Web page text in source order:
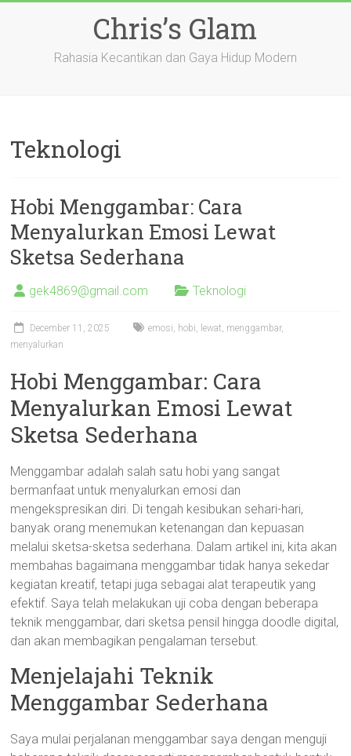
Chris’s Glam
Rahasia Kecantikan dan Gaya Hidup Modern
Teknologi
Hobi Menggambar: Cara
Menyalurkan Emosi Lewat
Sketsa Sederhana
gek4869@gmail.com Teknologi
December 11, 2025 emosi, hobi, lewat, menggambar,
menyalurkan
Hobi Menggambar: Cara
Menyalurkan Emosi Lewat
Sketsa Sederhana
Menggambar adalah salah satu hobi yang sangat
bermanfaat untuk menyalurkan emosi dan
mengekspresikan diri. Di tengah kesibukan sehari-hari,
banyak orang menemukan ketenangan dan kepuasan
melalui sketsa-sketsa sederhana. Dalam artikel ini, kita akan
membahas bagaimana menggambar tidak hanya sekedar
kegiatan kreatif, tetapi juga sebagai alat terapeutik yang
efektif. Saya telah melakukan uji coba dengan beberapa
teknik menggambar, dari sketsa pensil hingga doodle digital,
dan akan membagikan pengalaman tersebut.
Menjelajahi Teknik
Menggambar Sederhana
Saya mulai perjalanan menggambar saya dengan menguji